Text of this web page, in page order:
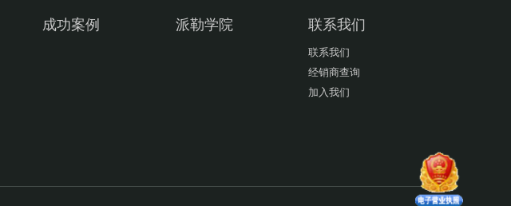
成功案例 派勒学院 联系我们
联系我们
经销商查询
加入我们